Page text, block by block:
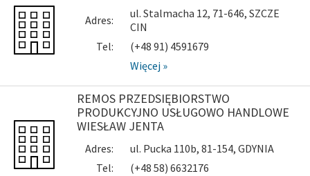
Adres:
ul. Stalmacha 12, 71-646, SZCZE
CIN
Tel:
(+48 91) 4591679
Więcej »
REMOS PRZEDSIĘBIORSTWO
PRODUKCYJNO USŁUGOWO HANDLOWE
WIESŁAW JENTA
Adres:
ul. Pucka 110b, 81-154, GDYNIA
Tel:
(+48 58) 6632176